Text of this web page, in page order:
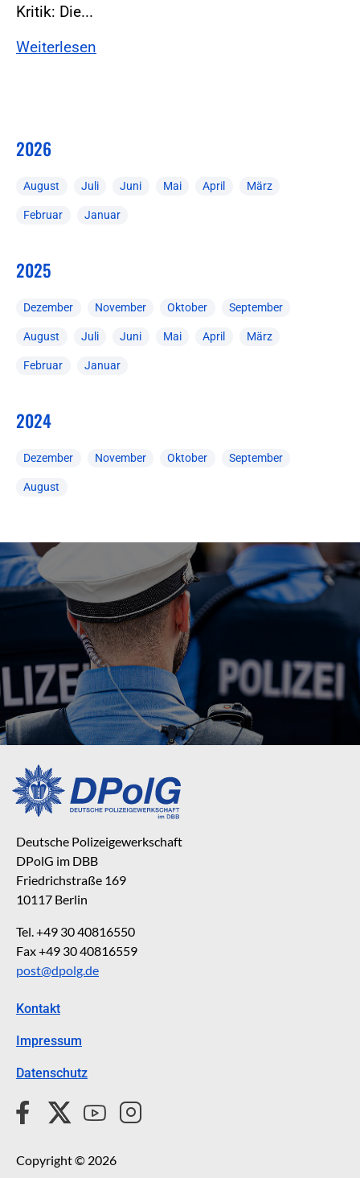
Kritik: Die...
Weiterlesen
2026
August Juli Juni Mai April März
Februar Januar
2025
Dezember November Oktober September
August Juli Juni Mai April März
Februar Januar
2024
Dezember November Oktober September
August
Deutsche Polizeigewerkschaft
DPolG im DBB
Friedrichstraße 169
10117 Berlin
Tel. +49 30 40816550
Fax +49 30 40816559
post@dpolg.de
Kontakt
Impressum
Datenschutz
Copyright © 2026